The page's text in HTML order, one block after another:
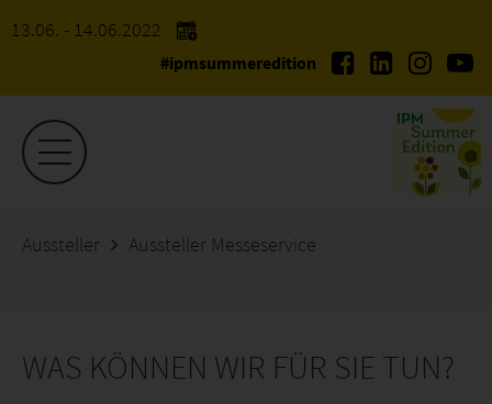
13.06. - 14.06.2022
#ipmsummeredition
Aussteller Aussteller Messeservice
WAS KÖNNEN WIR FÜR SIE TUN?